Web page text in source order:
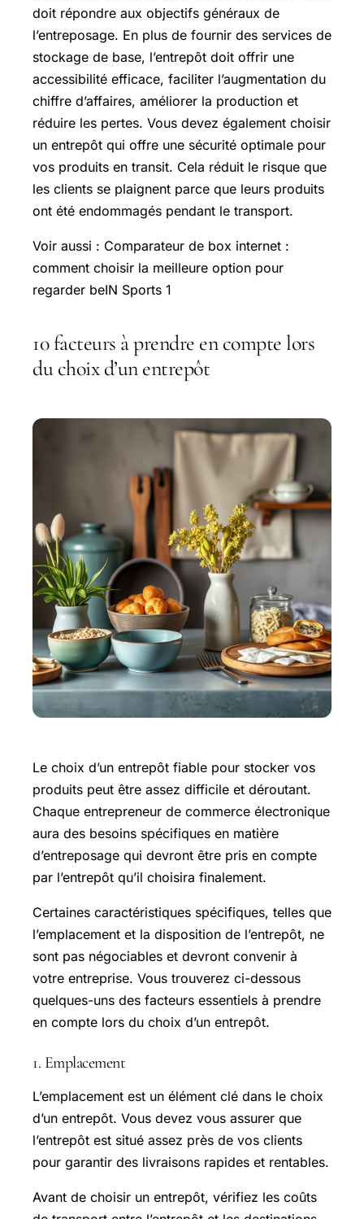
doit répondre aux objectifs généraux de
l’entreposage. En plus de fournir des services de
stockage de base, l’entrepôt doit offrir une
accessibilité efficace, faciliter l’augmentation du
chiffre d’affaires, améliorer la production et
réduire les pertes. Vous devez également choisir
un entrepôt qui offre une sécurité optimale pour
vos produits en transit. Cela réduit le risque que
les clients se plaignent parce que leurs produits
ont été endommagés pendant le transport.
Voir aussi : Comparateur de box internet :
comment choisir la meilleure option pour
regarder beIN Sports 1
10 facteurs à prendre en compte lors
du choix d’un entrepôt
Le choix d’un entrepôt fiable pour stocker vos
produits peut être assez difficile et déroutant.
Chaque entrepreneur de commerce électronique
aura des besoins spécifiques en matière
d’entreposage qui devront être pris en compte
par l’entrepôt qu’il choisira finalement.
Certaines caractéristiques spécifiques, telles que
l’emplacement et la disposition de l’entrepôt, ne
sont pas négociables et devront convenir à
votre entreprise. Vous trouverez ci-dessous
quelques-uns des facteurs essentiels à prendre
en compte lors du choix d’un entrepôt.
1. Emplacement
L’emplacement est un élément clé dans le choix
d’un entrepôt. Vous devez vous assurer que
l’entrepôt est situé assez près de vos clients
pour garantir des livraisons rapides et rentables.
Avant de choisir un entrepôt, vérifiez les coûts